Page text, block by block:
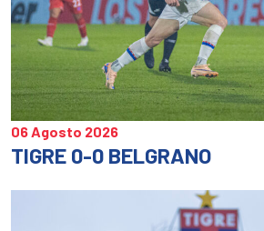
06 Agosto 2026
TIGRE 0-0 BELGRANO